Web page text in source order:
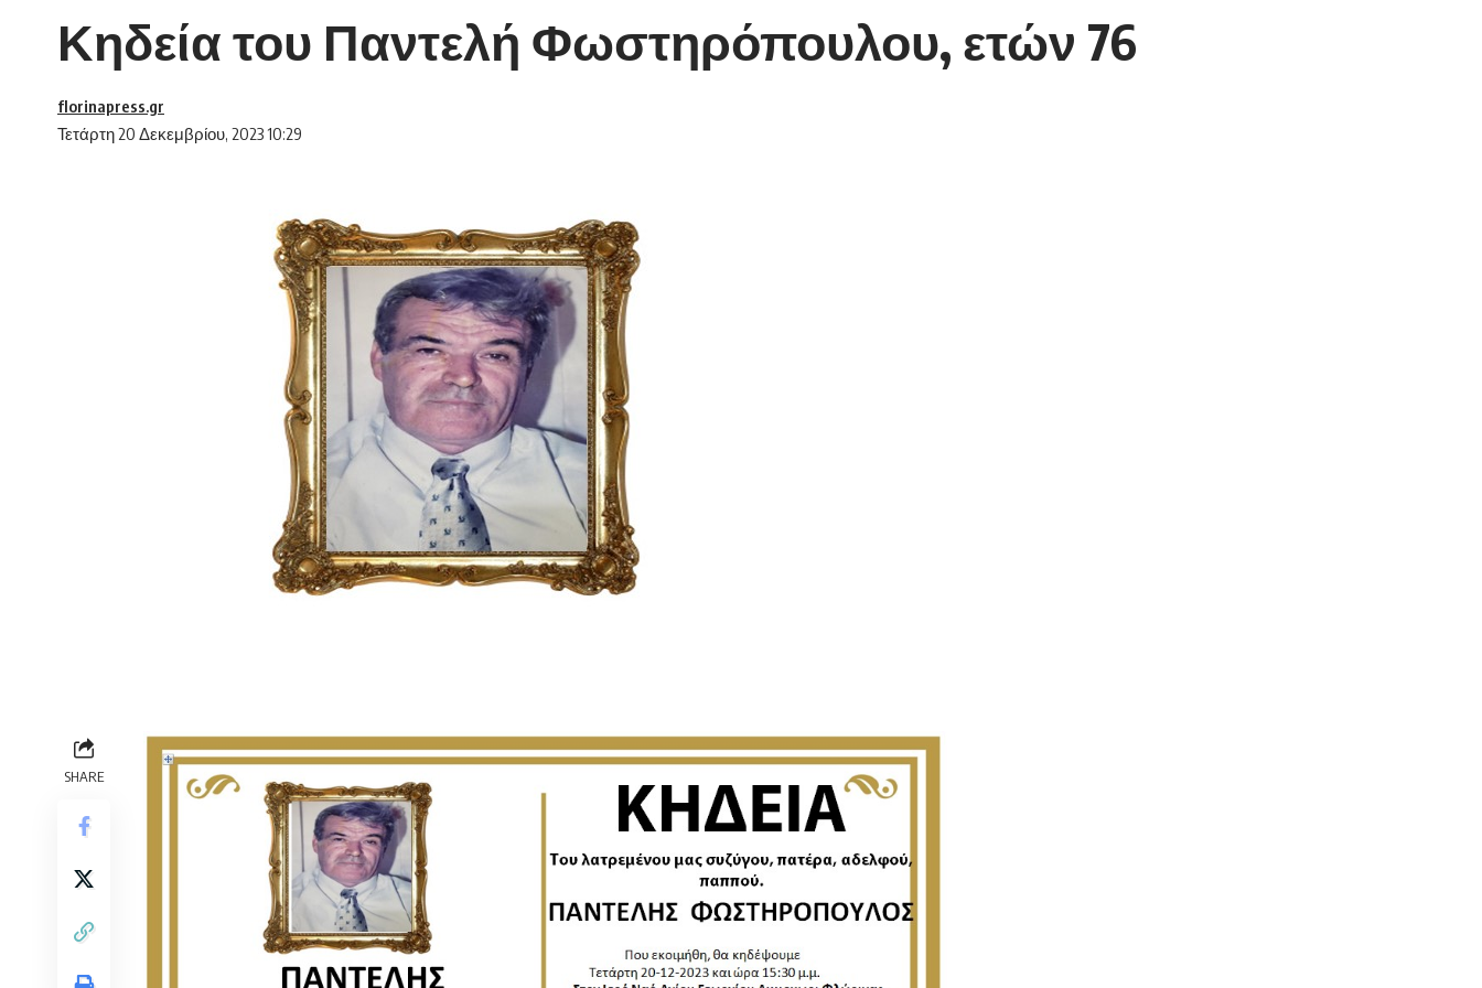
Κηδεία του Παντελή Φωστηρόπουλου, ετών 76
Τετάρτη 20 Δεκεμβρίου, 2023 10:29
florinapress.gr
SHARE